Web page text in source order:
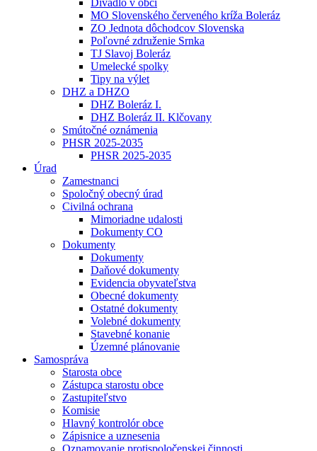
Divadlo v obci
MO Slovenského červeného kríža Boleráz
ZO Jednota dôchodcov Slovenska
Poľovné združenie Srnka
TJ Slavoj Boleráz
Umelecké spolky
Tipy na výlet
DHZ a DHZO
DHZ Boleráz I.
DHZ Boleráz II. Klčovany
Smútočné oznámenia
PHSR 2025-2035
PHSR 2025-2035
Úrad
Zamestnanci
Spoločný obecný úrad
Civilná ochrana
Mimoriadne udalosti
Dokumenty CO
Dokumenty
Dokumenty
Daňové dokumenty
Evidencia obyvateľstva
Obecné dokumenty
Ostatné dokumenty
Volebné dokumenty
Stavebné konanie
Územné plánovanie
Samospráva
Starosta obce
Zástupca starostu obce
Zastupiteľstvo
Komisie
Hlavný kontrolór obce
Zápisnice a uznesenia
Oznamovanie protispoločenskej činnosti